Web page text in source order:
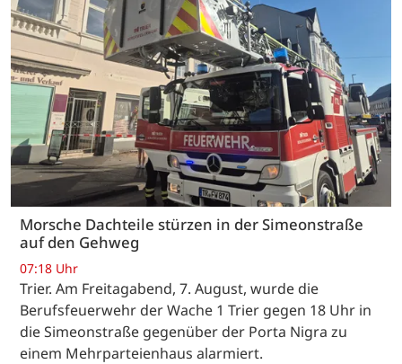
Morsche Dachteile stürzen in der Simeonstraße
auf den Gehweg
07:18 Uhr
Trier. Am Freitagabend, 7. August, wurde die
Berufsfeuerwehr der Wache 1 Trier gegen 18 Uhr in
die Simeonstraße gegenüber der Porta Nigra zu
einem Mehrparteienhaus alarmiert.